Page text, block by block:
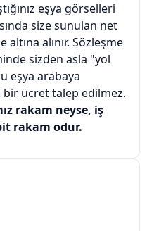
eşya görselleri
size sunulan net
altına alınır. Sözleşme
sizden asla "yol
eşya arabaya
bir ücret talep edilmez.
rakam neyse, iş
rakam odur.